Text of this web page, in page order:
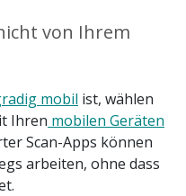
von Ihrem
mobil ist, wählen
Ihren mobilen Geräten
Scan-Apps können
arbeiten, ohne dass